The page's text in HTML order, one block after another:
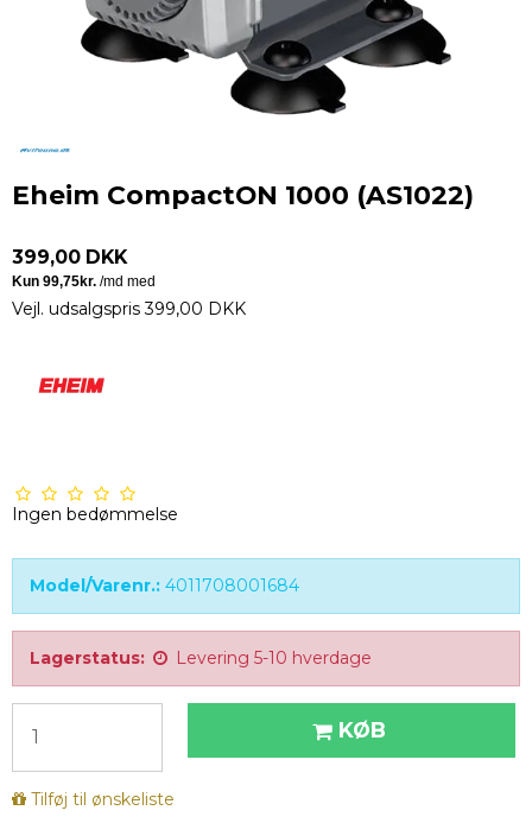
Eheim CompactON 1000 (AS1022)
399,00 DKK
Vejl. udsalgspris 399,00 DKK
Ingen bedømmelse
Model/Varenr.: 4011708001684
Lagerstatus: Levering 5-10 hverdage
KØB
Tilføj til ønskeliste